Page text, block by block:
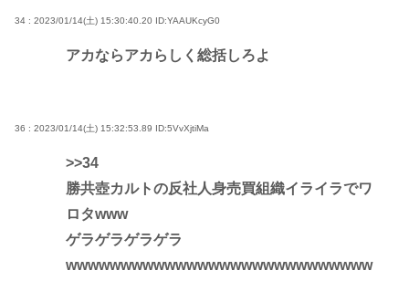
34 : 2023/01/14(土) 15:30:40.20 ID:YAAUKcyG0
アカならアカらしく総括しろよ
36 : 2023/01/14(土) 15:32:53.89 ID:5VvXjtiMa
>>34
勝共壺カルトの反社人身売買組織イライラでワ
ロタwww
ゲラゲラゲラゲラ
wwwwwwwwwwwwwwwwwwwwwwwwwwww